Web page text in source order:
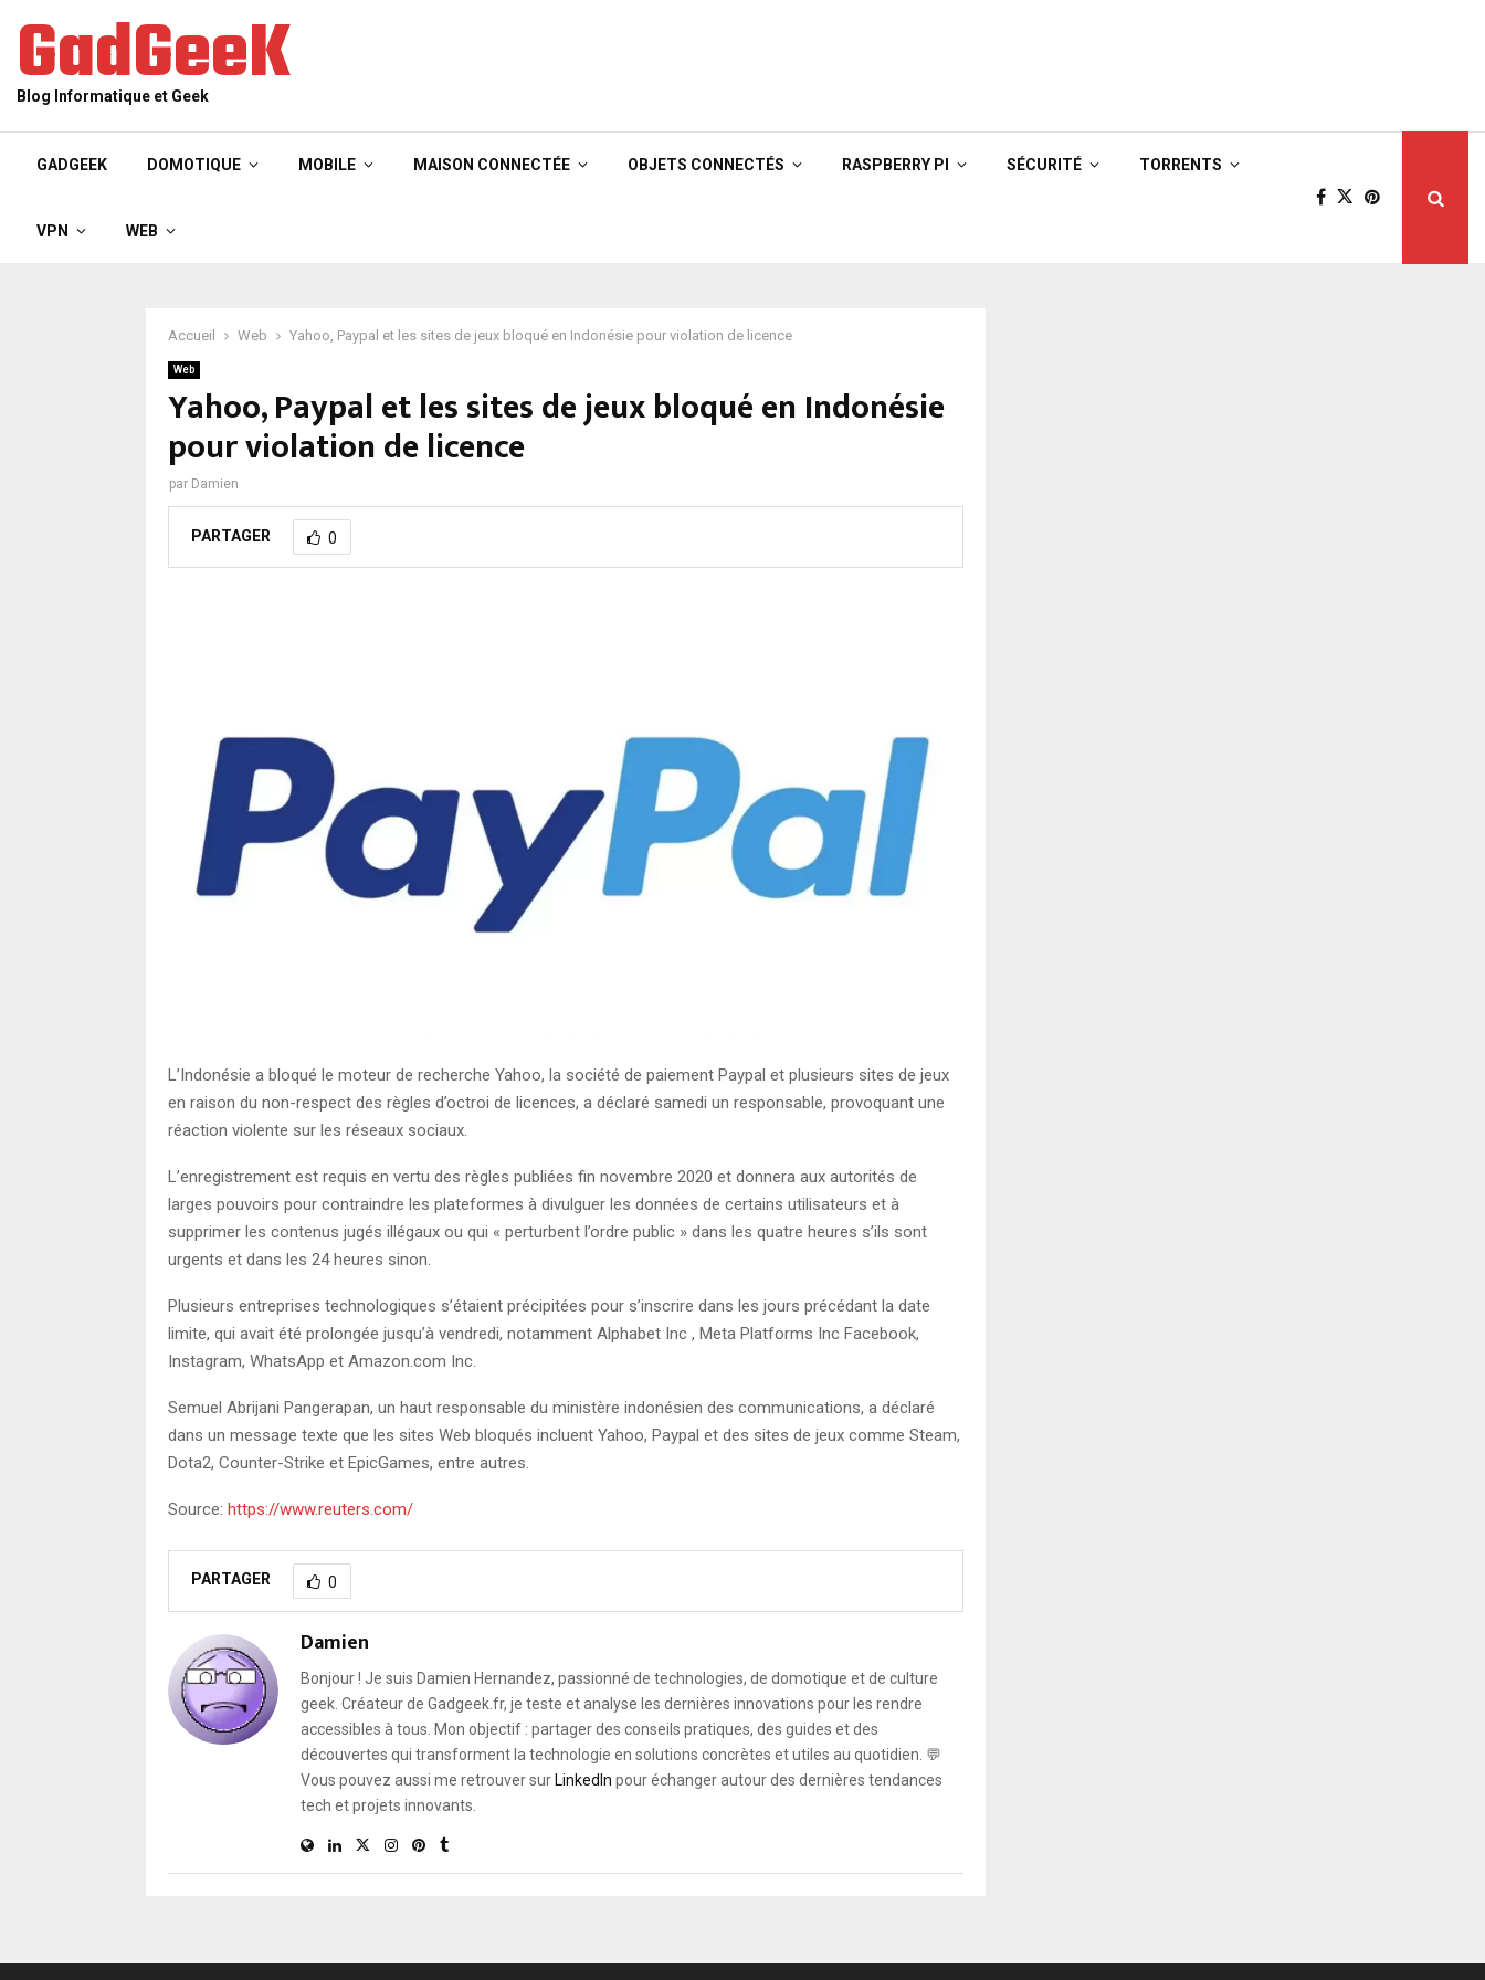
GadGeeK
Blog Informatique et Geek
GADGEEK DOMOTIQUE MOBILE MAISON CONNECTÉE OBJETS CONNECTÉS RASPBERRY PI SÉCURITÉ TORRENTS
VPN WEB
Accueil Web Yahoo, Paypal et les sites de jeux bloqué en Indonésie pour violation de licence
Web
Yahoo, Paypal et les sites de jeux bloqué en Indonésie
pour violation de licence
par Damien
PARTAGER 0
L’Indonésie a bloqué le moteur de recherche Yahoo, la société de paiement Paypal et plusieurs sites de jeux
en raison du non-respect des règles d’octroi de licences, a déclaré samedi un responsable, provoquant une
réaction violente sur les réseaux sociaux.
L’enregistrement est requis en vertu des règles publiées fin novembre 2020 et donnera aux autorités de
larges pouvoirs pour contraindre les plateformes à divulguer les données de certains utilisateurs et à
supprimer les contenus jugés illégaux ou qui « perturbent l’ordre public » dans les quatre heures s’ils sont
urgents et dans les 24 heures sinon.
Plusieurs entreprises technologiques s’étaient précipitées pour s’inscrire dans les jours précédant la date
limite, qui avait été prolongée jusqu’à vendredi, notamment Alphabet Inc , Meta Platforms Inc Facebook,
Instagram, WhatsApp et Amazon.com Inc.
Semuel Abrijani Pangerapan, un haut responsable du ministère indonésien des communications, a déclaré
dans un message texte que les sites Web bloqués incluent Yahoo, Paypal et des sites de jeux comme Steam,
Dota2, Counter-Strike et EpicGames, entre autres.
Source: https://www.reuters.com/
PARTAGER 0
Damien
Bonjour ! Je suis Damien Hernandez, passionné de technologies, de domotique et de culture
geek. Créateur de Gadgeek.fr, je teste et analyse les dernières innovations pour les rendre
accessibles à tous. Mon objectif : partager des conseils pratiques, des guides et des
découvertes qui transforment la technologie en solutions concrètes et utiles au quotidien. 💬
Vous pouvez aussi me retrouver sur LinkedIn pour échanger autour des dernières tendances
tech et projets innovants.